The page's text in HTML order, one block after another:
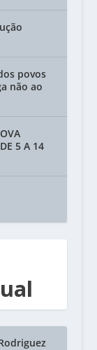
povos
não ao
5 A 14